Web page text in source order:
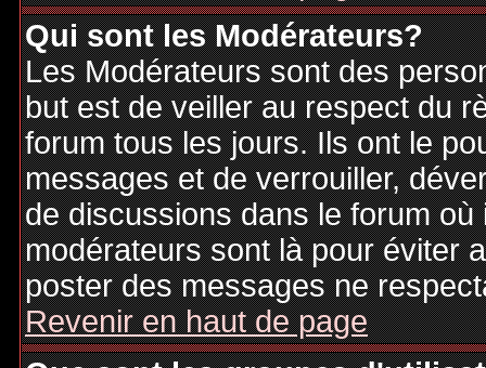
Qui sont les Modérateurs?
Les Modérateurs sont des
but est de veiller au respect du
forum tous les jours. Ils ont le
messages et de verrouiller,
de discussions dans le forum
modérateurs sont là pour éviter
poster des messages ne
Revenir en haut de page